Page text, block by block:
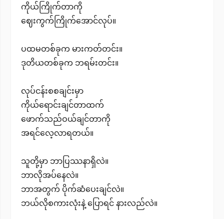
ကိုယ်ကြိုက်တာကို
ဈေးကွက်ကြိုက်အောင်လုပ်။
ပထမတစ်ခုက မားကတ်တင်း။
ဒုတိယတစ်ခုက ဘရမ်းတင်း။
လုပ်ငန်းစစချင်းမှာ
ကိုယ်ရောင်းချင်တာထက်
ဖောက်သည်ဝယ်ချင်တာကို
အရင်လေ့လာရတယ်။
သူတို့မှာ ဘာပြဿနာရှိလဲ။
ဘာလိုအပ်နေလဲ။
ဘာအတွက် ပိုက်ဆံပေးချင်လဲ။
ဘယ်လိုစကားလုံးနဲ့ ပြောရင် နားလည်လဲ။